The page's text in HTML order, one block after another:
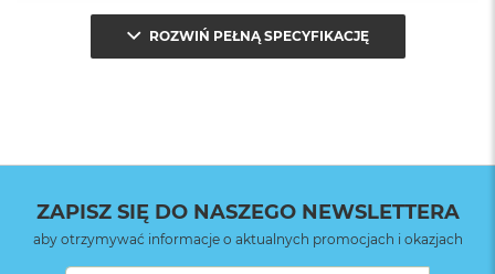
Opakowanie
(pudełko):
Serwisowe
ROZWIŃ PEŁNĄ SPECYFIKACJĘ
ZAPISZ SIĘ DO NASZEGO NEWSLETTERA
aby otrzymywać informacje o aktualnych promocjach i okazjach